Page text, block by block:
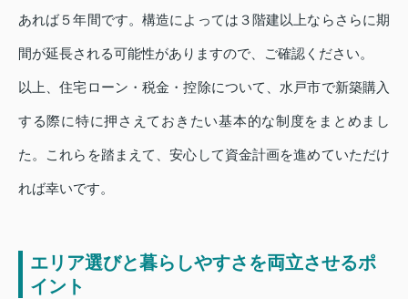
あれば５年間です。構造によっては３階建以上ならさらに期
間が延長される可能性がありますので、ご確認ください。
以上、住宅ローン・税金・控除について、水戸市で新築購入
する際に特に押さえておきたい基本的な制度をまとめまし
た。これらを踏まえて、安心して資金計画を進めていただけ
れば幸いです。
エリア選びと暮らしやすさを両立させるポ
イント